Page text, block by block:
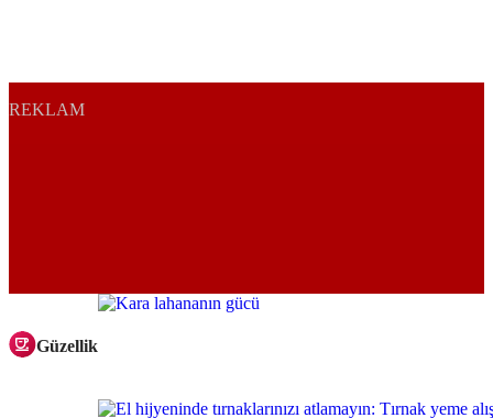
REKLAM
Güzellik